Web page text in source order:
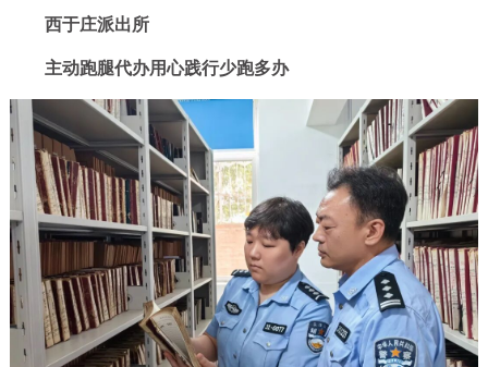
西于庄派出所
主动跑腿代办用心践行少跑多办